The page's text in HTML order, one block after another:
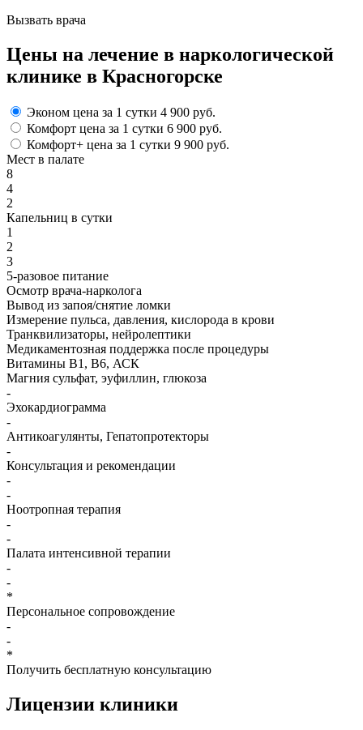
Вызвать врача
Цены на лечение в наркологической
клинике в Красногорске
Эконом цена за 1 сутки 4 900 руб.
Комфорт цена за 1 сутки 6 900 руб.
Комфорт+ цена за 1 сутки 9 900 руб.
Мест в палате
8
4
2
Капельниц в сутки
1
2
3
5-разовое питание
Осмотр врача-нарколога
Вывод из запоя/снятие ломки
Измерение пульса, давления, кислорода в крови
Транквилизаторы, нейролептики
Медикаментозная поддержка после процедуры
Витамины B1, B6, АСК
Магния сульфат, эуфиллин, глюкоза
-
Эхокардиограмма
-
Антикоагулянты, Гепатопротекторы
-
Консультация и рекомендации
-
-
Ноотропная терапия
-
-
Палата интенсивной терапии
-
-
*
Персональное сопровождение
-
-
*
Получить бесплатную консультацию
Лицензии клиники